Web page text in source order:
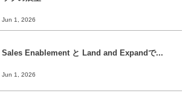
Jun 1, 2026
Sales Enablement と Land and Expandで...
Jun 1, 2026